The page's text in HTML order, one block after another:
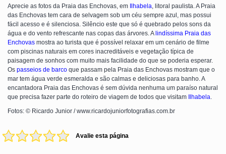
Aprecie as fotos da Praia das Enchovas, em Ilhabela , litoral paulista. A Praia
das Enchovas tem cara de selvagem sob um céu sempre azul, mas possui
fácil acesso e é silenciosa. Silêncio este que só é quebrado pelos sons da
água e do vento refrescante nas copas das árvores. Alindíssima Praia das
Enchovas mostra ao turista que é possível relaxar em um cenário de filme
com piscinas naturais em cores inacreditáveis e vegetação típica de
paisagem de sonhos com muito mais facilidade do que se poderia esperar.
Os passeios de barco que passam pela Praia das Enchovas mostram que o
mar tem água verde esmeralda e são calmas e deliciosas para banho. A
encantadora Praia das Enchovas é sem dúvida nenhuma um paraíso natural
que precisa fazer parte do roteiro de viagem de todos que visitam Ilhabela
Fotos: © Ricardo Junior / www.ricardojuniorfotografias.com.br
Avalie esta página